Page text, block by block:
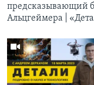
предсказывающий
Альцгеймера |